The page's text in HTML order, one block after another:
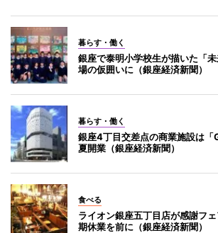
暮らす・働く
銀座で泰明小学校生が描いた「
場の仮囲いに（銀座経済新聞）
暮らす・働く
銀座4丁目交差点の商業施設は
夏開業（銀座経済新聞）
食べる
ライオン銀座五丁目店が感謝フ
期休業を前に（銀座経済新聞）